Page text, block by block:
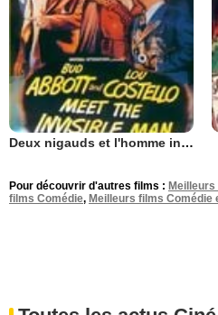
Deux nigauds et l'homme invisible
Pour découvrir d'autres films :
films Comédie, Meilleurs films Comédie